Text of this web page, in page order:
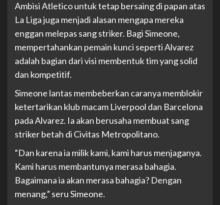
Ambisi Atletico untuk tetap bersaing di papan atas
La Liga juga menjadi alasan mengapa mereka
enggan melepas sang striker. Bagi Simeone,
mempertahankan pemain kunci seperti Alvarez
adalah bagian dari visi membentuk tim yang solid
dan kompetitif.
Simeone lantas membeberkan caranya memblokir
ketertarikan klub macam Liverpool dan Barcelona
pada Alvarez. Ia akan berusaha membuat sang
striker betah di Civitas Metropolitano.
“Dan karena ia milik kami, kami harus menjaganya.
Kami harus membantunya merasa bahagia.
Bagaimana ia akan merasa bahagia? Dengan
menang,” seru Simeone.